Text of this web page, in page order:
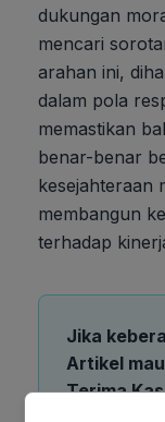
dukungan
mencari
arahan ini,
dalam pola
memastikan
benar-benar
kesejahteraan
membangun
terhadap
Jika
Artikel
Terima